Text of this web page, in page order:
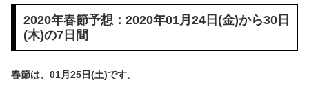
2020年春節予想：2020年01月24日(金)から30日
(木)の7日間
春節は、01月25日(土)です。